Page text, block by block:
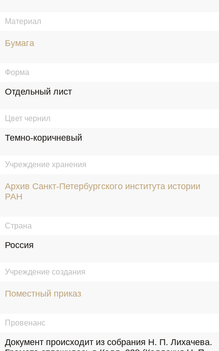
Материал
Бумага
Форма
Отдельный лист
Цвет чернил
Темно-коричневый
Учреждение хранения
Архив Санкт-Петербургского института истории
РАН
Страна
Россия
Учреждение создания
Поместный приказ
Провенанс
Документ происходит из собрания Н. П. Лихачева.